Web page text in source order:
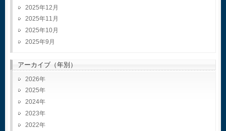
2025年12月
2025年11月
2025年10月
2025年9月
アーカイブ（年別）
2026
2025
2024
2023
2022